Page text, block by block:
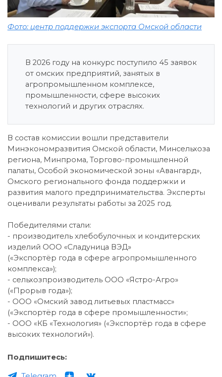
Фото: центр поддержки экспорта Омской области
В 2026 году на конкурс поступило 45 заявок
от омских предприятий, занятых в
агропромышленном комплексе,
промышленности, сфере высоких
технологий и других отраслях.
В состав комиссии вошли представители
Минэкономразвития Омской области, Минсельхоза
региона, Минпрома, Торгово-промышленной
палаты, Особой экономической зоны «Авангард»,
Омского регионального фонда поддержки и
развития малого предпринимательства. Эксперты
оценивали результаты работы за 2025 год.
Победителями стали:
- производитель хлебобулочных и кондитерских
изделий ООО «Сладуница ВЭД»
(«Экспортёр года в сфере агропромышленного
комплекса»);
- сельхозпроизводитель ООО «Ястро-Агро»
(«Прорыв года»);
- ООО «Омский завод литьевых пластмасс»
(«Экспортёр года в сфере промышленности»;
- ООО «КБ «Технология» («Экспортёр года в сфере
высоких технологий»).
Подпишитесь: